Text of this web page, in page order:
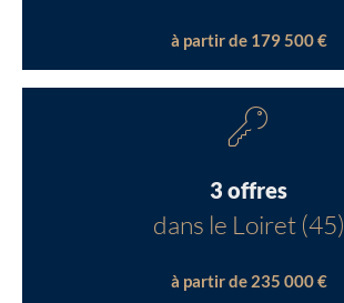
à partir de 179 500 €
3 offres
dans le Loiret (45)
à partir de 235 000 €